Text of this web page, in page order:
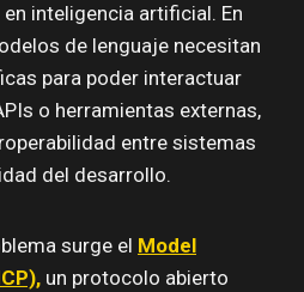
inteligencia artificial. En
de lenguaje necesitan
para poder interactuar
o herramientas externas,
entre sistemas
del desarrollo.
surge el Model
un protocolo abierto